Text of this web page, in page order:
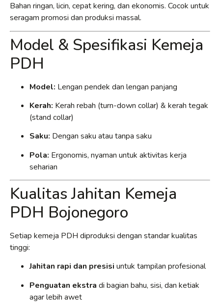
Bahan ringan, licin, cepat kering, dan ekonomis. Cocok untuk
seragam promosi dan produksi massal.
Model & Spesifikasi Kemeja
PDH
Model: Lengan pendek dan lengan panjang
Kerah: Kerah rebah (turn-down collar) & kerah tegak
(stand collar)
Saku: Dengan saku atau tanpa saku
Pola: Ergonomis, nyaman untuk aktivitas kerja
seharian
Kualitas Jahitan Kemeja
PDH Bojonegoro
Setiap kemeja PDH diproduksi dengan standar kualitas
tinggi:
Jahitan rapi dan presisi untuk tampilan profesional
Penguatan ekstra di bagian bahu, sisi, dan ketiak
agar lebih awet